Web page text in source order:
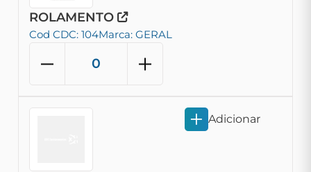
ROLAMENTO
Cod CDC: 104Marca: GERAL
Adicionar